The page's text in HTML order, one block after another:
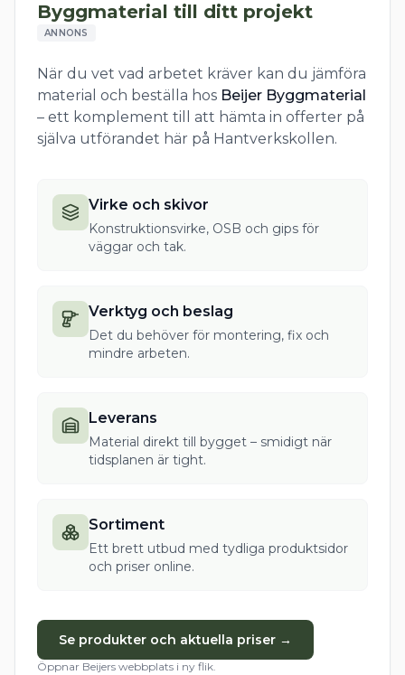
Byggmaterial till ditt projekt
ANNONS
När du vet vad arbetet kräver kan du jämföra
material och beställa hos Beijer Byggmaterial
– ett komplement till att hämta in offerter på
själva utförandet här på Hantverkskollen.
Virke och skivor
Konstruktionsvirke, OSB och gips för
väggar och tak.
Verktyg och beslag
Det du behöver för montering, fix och
mindre arbeten.
Leverans
Material direkt till bygget – smidigt när
tidsplanen är tight.
Sortiment
Ett brett utbud med tydliga produktsidor
och priser online.
Se produkter och aktuella priser →
Öppnar Beijers webbplats i ny flik.